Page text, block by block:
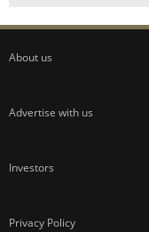
About us
Advertise with us
Investors
Privacy Policy